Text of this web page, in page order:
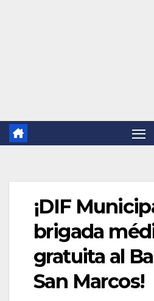
¡DIF
brigada
gratuita al
San Marcos!